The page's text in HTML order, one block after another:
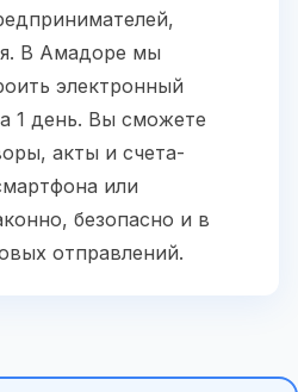
В Амадоре мы
электронный
1 день. Вы сможете
акты и счета-
или
безопасно и в
отправлений.